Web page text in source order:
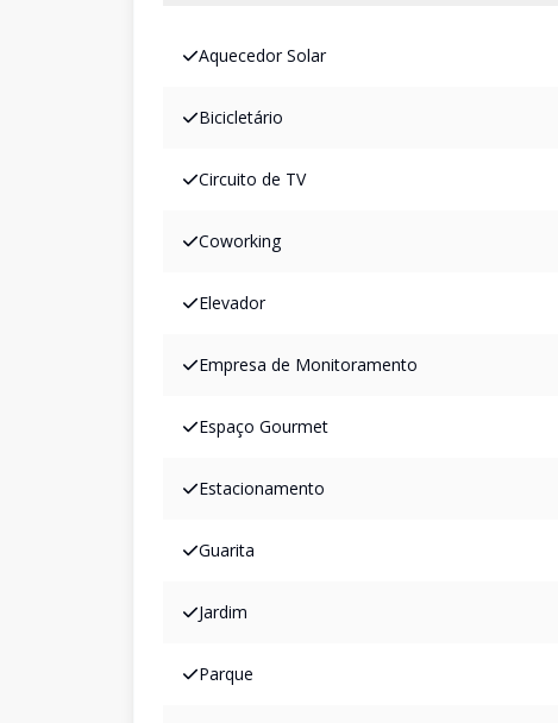
Aquecedor Solar
Bicicletário
Circuito de TV
Coworking
Elevador
Empresa de Monitoramento
Espaço Gourmet
Estacionamento
Guarita
Jardim
Parque